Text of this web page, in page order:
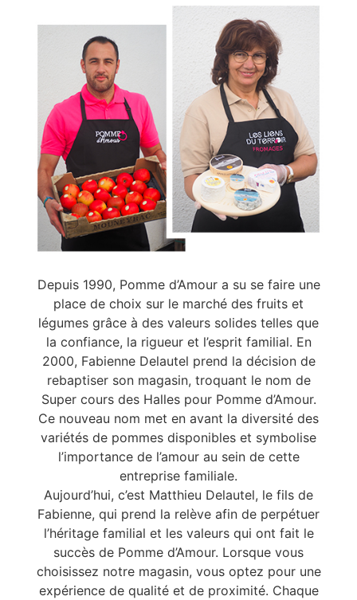
Depuis 1990, Pomme d’Amour a su se faire une
place de choix sur le marché des fruits et
légumes grâce à des valeurs solides telles que
la confiance, la rigueur et l’esprit familial. En
2000, Fabienne Delautel prend la décision de
rebaptiser son magasin, troquant le nom de
Super cours des Halles pour Pomme d’Amour.
Ce nouveau nom met en avant la diversité des
variétés de pommes disponibles et symbolise
l’importance de l’amour au sein de cette
entreprise familiale.
Aujourd’hui, c’est Matthieu Delautel, le fils de
Fabienne, qui prend la relève afin de perpétuer
l’héritage familial et les valeurs qui ont fait le
succès de Pomme d’Amour. Lorsque vous
choisissez notre magasin, vous optez pour une
expérience de qualité et de proximité. Chaque